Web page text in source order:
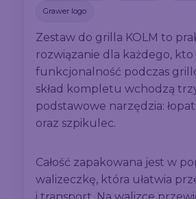
Grawer logo
Zestaw do grilla KOLM to
rozwiązanie dla każdego,
funkcjonalność podczas
skład kompletu wchodzą
podstawowe narzędzia:
oraz szpikulec.
Całość zapakowana jest w
walizeczkę, która ułatwia